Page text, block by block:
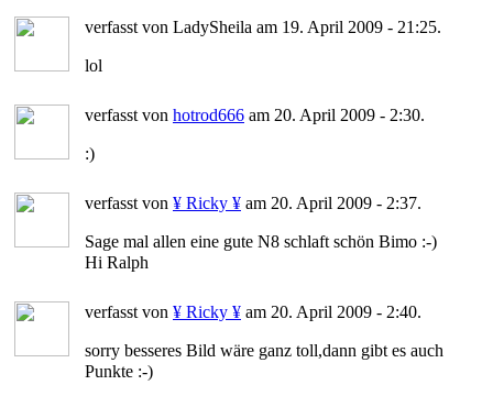
verfasst von LadySheila am 19. April 2009 - 21:25.
lol
verfasst von hotrod666 am 20. April 2009 - 2:30.
:)
verfasst von ¥ Ricky ¥ am 20. April 2009 - 2:37.
Sage mal allen eine gute N8 schlaft schön Bimo :-)
Hi Ralph
verfasst von ¥ Ricky ¥ am 20. April 2009 - 2:40.
sorry besseres Bild wäre ganz toll,dann gibt es auch
Punkte :-)